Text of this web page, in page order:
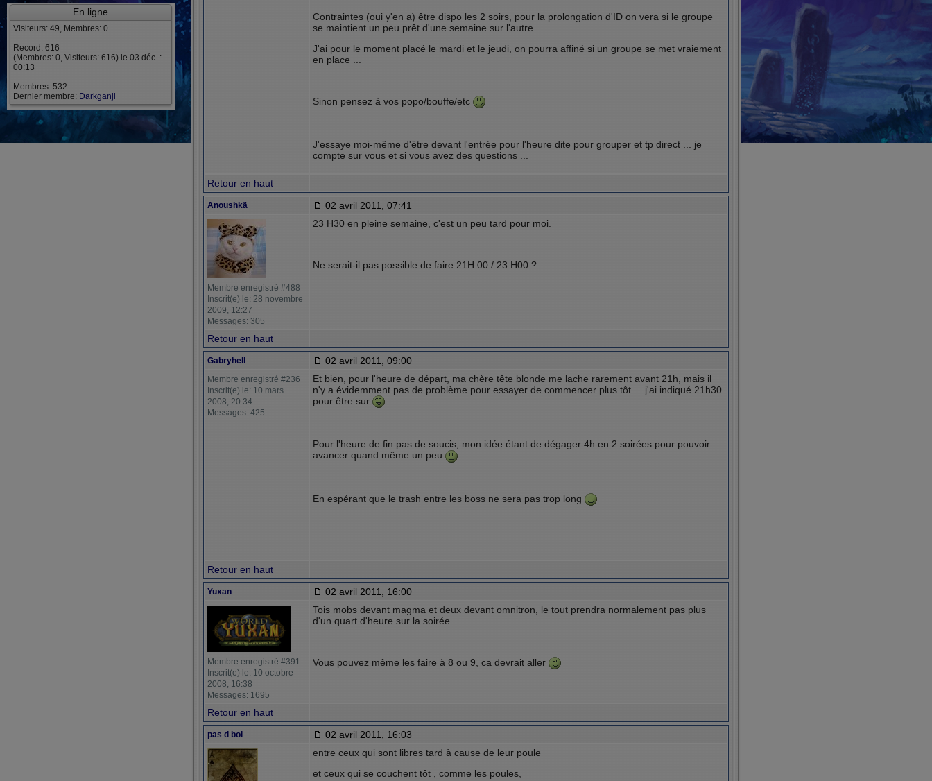
En ligne
Visiteurs: 49, Membres: 0 ...
Record: 616
(Membres: 0, Visiteurs: 616) le 03 déc. :
00:13
Membres: 532
Dernier membre: Darkganji
Contraintes (oui y'en a) être dispo les 2 soirs, pour la prolongation d'ID on vera si le groupe
se maintient un peu prêt d'une semaine sur l'autre.
J'ai pour le moment placé le mardi et le jeudi, on pourra affiné si un groupe se met vraiement
en place ...
Sinon pensez à vos popo/bouffe/etc
J'essaye moi-même d'être devant l'entrée pour l'heure dite pour grouper et tp direct ... je
compte sur vous et si vous avez des questions ...
Retour en haut
Anoushkä 02 avril 2011, 07:41
Membre enregistré #488
Inscrit(e) le: 28 novembre
2009, 12:27
Messages: 305
23 H30 en pleine semaine, c'est un peu tard pour moi.
Ne serait-il pas possible de faire 21H 00 / 23 H00 ?
Retour en haut
Gabryhell 02 avril 2011, 09:00
Membre enregistré #236
Inscrit(e) le: 10 mars
2008, 20:34
Messages: 425
Et bien, pour l'heure de départ, ma chère tête blonde me lache rarement avant 21h, mais il
n'y a évidemment pas de problème pour essayer de commencer plus tôt ... j'ai indiqué 21h30
pour être sur
Pour l'heure de fin pas de soucis, mon idée étant de dégager 4h en 2 soirées pour pouvoir
avancer quand même un peu
En espérant que le trash entre les boss ne sera pas trop long
Retour en haut
Yuxan 02 avril 2011, 16:00
Membre enregistré #391
Inscrit(e) le: 10 octobre
2008, 16:38
Messages: 1695
Tois mobs devant magma et deux devant omnitron, le tout prendra normalement pas plus
d'un quart d'heure sur la soirée.
Vous pouvez même les faire à 8 ou 9, ca devrait aller
Retour en haut
pas d bol 02 avril 2011, 16:03
entre ceux qui sont libres tard à cause de leur poule
et ceux qui se couchent tôt , comme les poules,